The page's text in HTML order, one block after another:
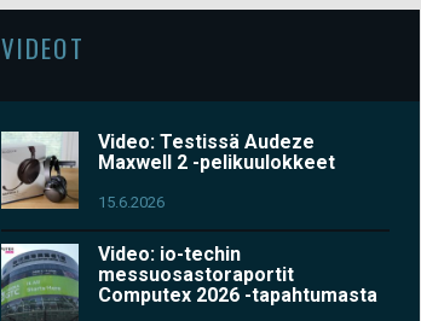
VIDEOT
Video: Testissä Audeze
Maxwell 2 -pelikuulokkeet
15.6.2026
Video: io-techin
messuosastoraportit
Computex 2026 -tapahtumasta